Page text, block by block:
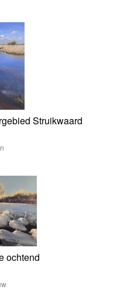
Struikwaard
ochtend